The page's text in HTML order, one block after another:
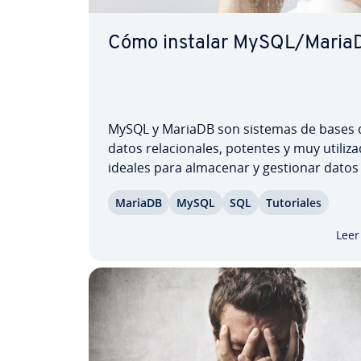
Cómo instalar MySQL/
MySQL y MariaDB son sistemas de bases
datos re­la­cio­na­les, potentes y muy
ideales para almacenar y gestionar
mostramos cómo instalar ambos
MariaDB MySQL SQL Tu­to­ria­les